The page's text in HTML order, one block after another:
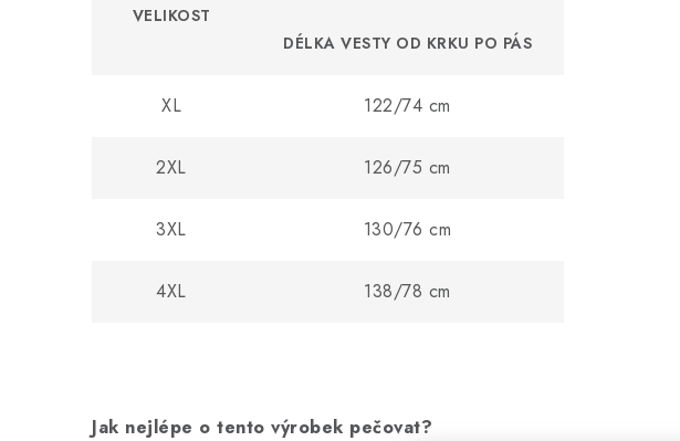
VELIKOST
DÉLKA VESTY OD KRKU PO PÁS
XL 122/74 cm
2XL 126/75 cm
3XL 130/76 cm
4XL 138/78 cm
Jak nejlépe o tento výrobek pečovat?